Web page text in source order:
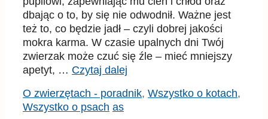
dbając o to, by się nie odwodnił. Ważne jest
też to, co będzie jadł – czyli dobrej jakości
mokra karma. W czasie upalnych dni Twój
zwierzak może czuć się źle – mieć mniejszy
apetyt, … Czytaj dalej
Kategorie
O zwierzętach - poradnik, Wszystko o kotach,
Wszystko o psach Tagi
as